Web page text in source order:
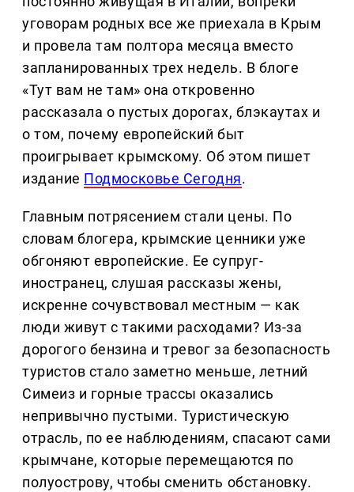
уговорам родных все же приехала в Крым
и провела там полтора месяца вместо
запланированных трех недель. В блоге
«Тут вам не там» она откровенно
рассказала о пустых дорогах, блэкаутах и
о том, почему европейский быт
проигрывает крымскому. Об этом пишет
издание Подмосковье Сегодня.
Главным потрясением стали цены. По
словам блогера, крымские ценники уже
обгоняют европейские. Ее супруг-
иностранец, слушая рассказы жены,
искренне сочувствовал местным — как
люди живут с такими расходами? Из-за
дорогого бензина и тревог за безопасность
туристов стало заметно меньше, летний
Симеиз и горные трассы оказались
непривычно пустыми. Туристическую
отрасль, по ее наблюдениям, спасают сами
крымчане, которые перемещаются по
полуострову, чтобы сменить обстановку.